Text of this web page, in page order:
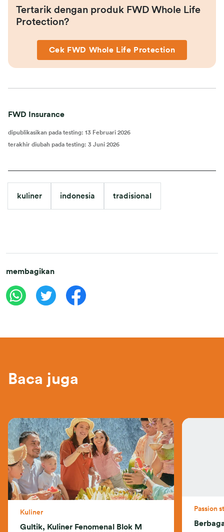
Tertarik dengan produk FWD Whole Life
Protection?
Cek FWD Whole Life Protection
FWD Insurance
dipublikasikan pada testing: 13 Februari 2026
terakhir diubah pada testing: 3 Juni 2026
kuliner indonesia tradisional
membagikan
Baca juga
Kuliner
Gultik, Kuliner Fenomenal Blok M
Passion